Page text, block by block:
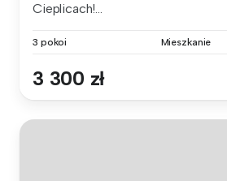
Cieplicach!...
3 pokoi Mieszkanie
3 300 zł